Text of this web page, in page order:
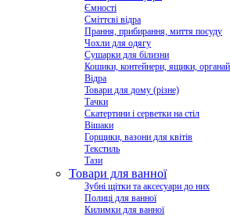
Ємності
Сміттєві відра
Прання, прибирання, миття посуду
Чохли для одягу
Сушарки для білизни
Кошики, контейнери, ящики,
Відра
Товари для дому (різне)
Тачки
Скатертини і серветки на стіл
Вішаки
Горщики, вазони для квітів
Текстиль
Тази
Товари для ванної
Зубні щітки та аксесуари до них
Полиці для ванної
Килимки для ванної